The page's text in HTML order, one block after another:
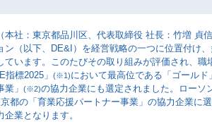
本社：東京都品川区、代表取締役 社長：竹増 貞
ン（以下、DE&I）を経営戦略の一つに位置付け
ています。このたびその取り組みが評価され、
標2025」 (※1)において最高位である「ゴール
」 (※2)の協力企業にも選定されました。ローソ
都の「育業応援パートナー事業」の協力企業に
業となります。